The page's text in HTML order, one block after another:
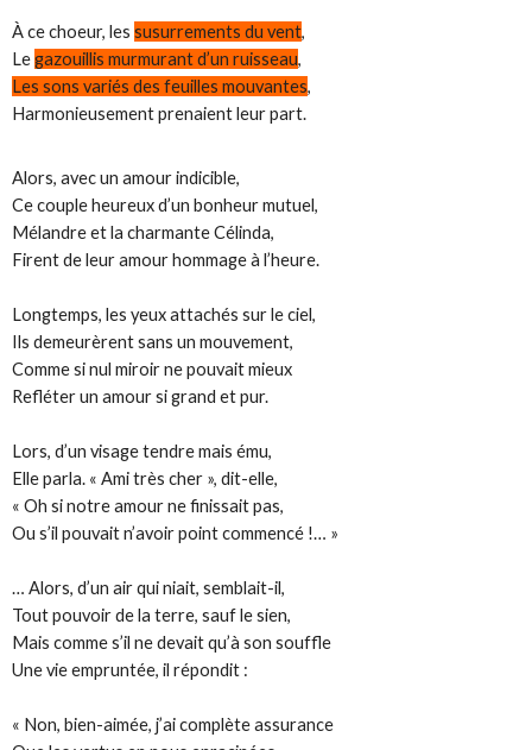
À ce choeur, lessusurrements du vent,
Legazouillis murmurant d’un ruisseau,
Les sons variés des feuilles mouvantes,
Harmonieusement prenaient leur part.
Alors, avec un amour indicible,
Ce couple heureux d’un bonheur mutuel,
Mélandre et la charmante Célinda,
Firent de leur amour hommage à l’heure.
Longtemps, les yeux attachés sur le ciel,
Ils demeurèrent sans un mouvement,
Comme si nul miroir ne pouvait mieux
Refléter un amour si grand et pur.
Lors, d’un visage tendre mais ému,
Elle parla. « Ami très cher », dit-elle,
« Oh si notre amour ne finissait pas,
Ou s’il pouvait n’avoir point commencé !… »
… Alors, d’un air qui niait, semblait-il,
Tout pouvoir de la terre, sauf le sien,
Mais comme s’il ne devait qu’à son souffle
Une vie empruntée, il répondit :
« Non, bien-aimée, j’ai complète assurance